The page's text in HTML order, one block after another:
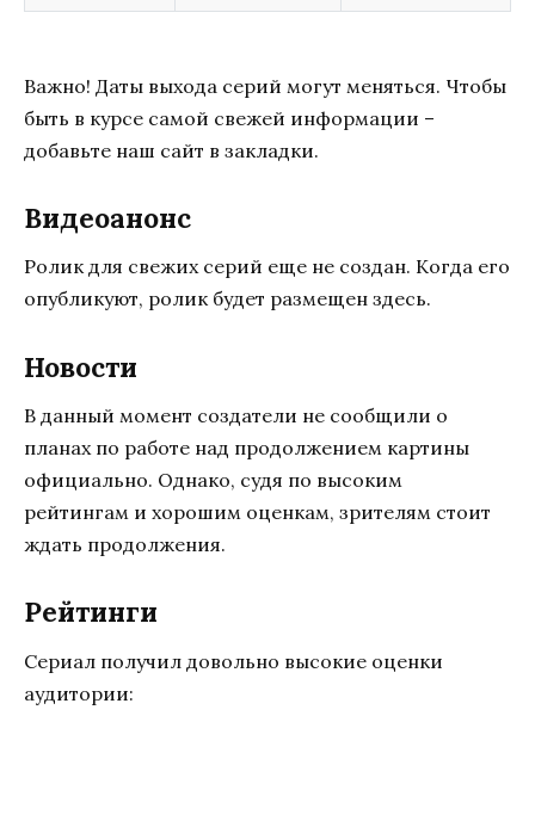
Важно! Даты выхода серий могут меняться. Чтобы
быть в курсе самой свежей информации –
добавьте наш сайт в закладки.
Видеоанонс
Ролик для свежих серий еще не создан. Когда его
опубликуют, ролик будет размещен здесь.
Новости
В данный момент создатели не сообщили о
планах по работе над продолжением картины
официально. Однако, судя по высоким
рейтингам и хорошим оценкам, зрителям стоит
ждать продолжения.
Рейтинги
Сериал получил довольно высокие оценки
аудитории: